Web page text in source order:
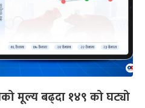
मूल्य बढ्दा १४९ को घट्यो